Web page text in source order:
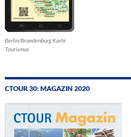
Berlin/Brandenburg Karte
Tourismus
CTOUR 30: MAGAZIN 2020